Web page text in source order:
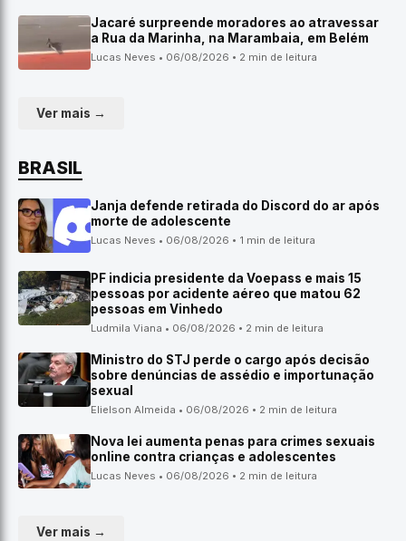
Jacaré surpreende moradores ao atravessar
a Rua da Marinha, na Marambaia, em Belém
Lucas Neves • 06/08/2026 • 2 min de leitura
Ver mais →
BRASIL
Janja defende retirada do Discord do ar após
morte de adolescente
Lucas Neves • 06/08/2026 • 1 min de leitura
PF indicia presidente da Voepass e mais 15
pessoas por acidente aéreo que matou 62
pessoas em Vinhedo
Ludmila Viana • 06/08/2026 • 2 min de leitura
Ministro do STJ perde o cargo após decisão
sobre denúncias de assédio e importunação
sexual
Elielson Almeida • 06/08/2026 • 2 min de leitura
Nova lei aumenta penas para crimes sexuais
online contra crianças e adolescentes
Lucas Neves • 06/08/2026 • 2 min de leitura
Ver mais →